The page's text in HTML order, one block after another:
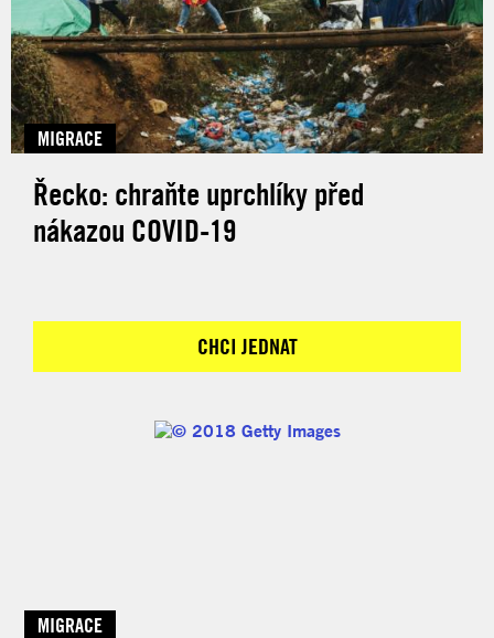
MIGRACE
Řecko: chraňte uprchlíky před
nákazou COVID-19
CHCI JEDNAT
MIGRACE